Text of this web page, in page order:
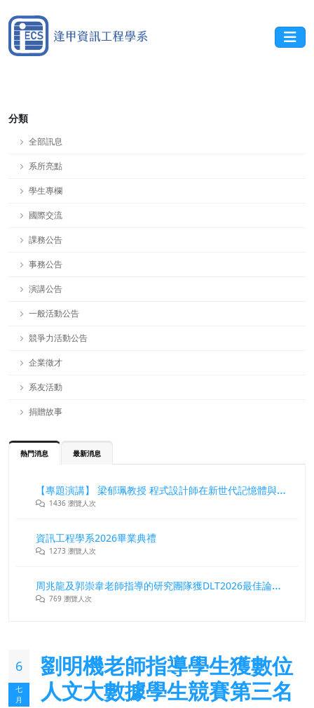
分類
全部訊息
系所亮點
學生專欄
國際交流
課務公告
事務公告
演講公告
一般活動公告
競爭力活動公告
企業徵才
系友活動
捐贈故事
熱門消息 最新消息
【專題演講】 梁郁珮教授 程式設計師在新世代記憶體與儲存系統中的角色與挑戰
1436 瀏覽人次
資訊工程學系2026畢業典禮
1273 瀏覽人次
周兆龍及郭崇韋老師指導的研究團隊獲DLT2026最佳論文獎
769 瀏覽人次
6
七
月
劉明機老師指導學生獲數位
人文大數據學生競賽第三名